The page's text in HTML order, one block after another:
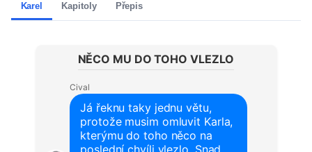
Karel Kapitoly Přepis
NĚCO MU DO TOHO VLEZLO
Cival
Já řeknu taky jednu větu,
protože musim omluvit Karla,
kterýmu do toho něco na
poslední chvíli vlezlo. Snad